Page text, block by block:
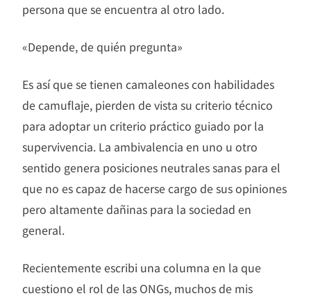
persona que se encuentra al otro lado.
«Depende, de quién pregunta»
Es así que se tienen camaleones con habilidades
de camuflaje, pierden de vista su criterio técnico
para adoptar un criterio práctico guiado por la
supervivencia. La ambivalencia en uno u otro
sentido genera posiciones neutrales sanas para el
que no es capaz de hacerse cargo de sus opiniones
pero altamente dañinas para la sociedad en
general.
Recientemente escribi una columna en la que
cuestiono el rol de las ONGs, muchos de mis